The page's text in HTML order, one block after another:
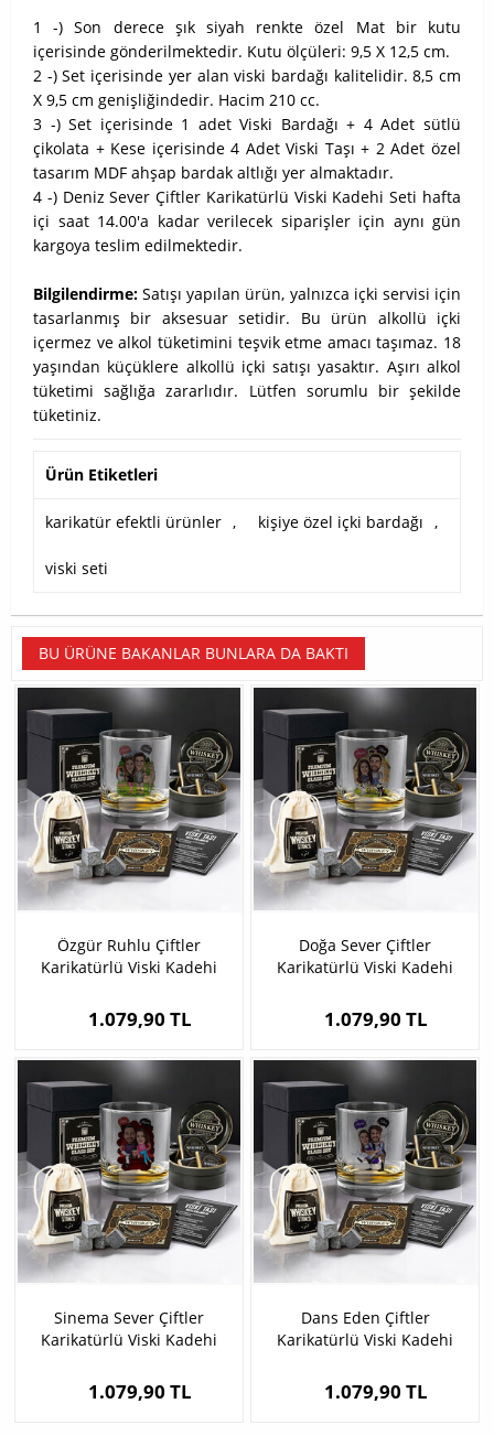
1 -) Son derece şık siyah renkte özel Mat bir kutu
içerisinde gönderilmektedir. Kutu ölçüleri: 9,5 X 12,5 cm.
2 -) Set içerisinde yer alan viski bardağı kalitelidir. 8,5 cm
X 9,5 cm genişliğindedir. Hacim 210 cc.
3 -) Set içerisinde 1 adet Viski Bardağı + 4 Adet sütlü
çikolata + Kese içerisinde 4 Adet Viski Taşı + 2 Adet özel
tasarım MDF ahşap bardak altlığı yer almaktadır.
4 -) Deniz Sever Çiftler Karikatürlü Viski Kadehi Seti hafta
içi saat 14.00'a kadar verilecek siparişler için aynı gün
kargoya teslim edilmektedir.
Bilgilendirme: Satışı yapılan ürün, yalnızca içki servisi için
tasarlanmış bir aksesuar setidir. Bu ürün alkollü içki
içermez ve alkol tüketimini teşvik etme amacı taşımaz. 18
yaşından küçüklere alkollü içki satışı yasaktır. Aşırı alkol
tüketimi sağlığa zararlıdır. Lütfen sorumlu bir şekilde
tüketiniz.
Ürün Etiketleri
karikatür efektli ürünler , kişiye özel içki bardağı ,
viski seti
BU ÜRÜNE BAKANLAR BUNLARA DA BAKTI
Özgür Ruhlu Çiftler
Karikatürlü Viski Kadehi
1.079,90 TL
Doğa Sever Çiftler
Karikatürlü Viski Kadehi
1.079,90 TL
Sinema Sever Çiftler
Karikatürlü Viski Kadehi
1.079,90 TL
Dans Eden Çiftler
Karikatürlü Viski Kadehi
1.079,90 TL